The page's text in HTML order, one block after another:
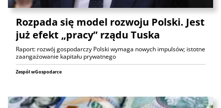
Rozpada się model rozwoju Polski. Jest
już efekt „pracy” rządu Tuska
Raport: rozwój gospodarczy Polski wymaga nowych impulsów; istotne
zaangażowanie kapitału prywatnego
Zespół wGospodarce